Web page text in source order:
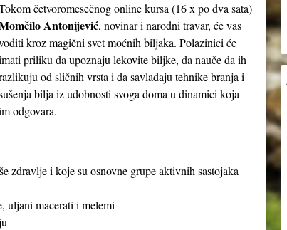
četvoromesečnog online kursa (16 x po dva sata)
Antonijević, novinar i narodni travar, će vas
kroz magični svet moćnih biljaka. Polazinici će
priliku da upoznaju lekovite biljke, da nauče da ih
od sličnih vrsta i da savladaju tehnike branja i
bilja iz udobnosti svoga doma u dinamici koja
odgovara.
zdravlje i koje su osnovne grupe aktivnih sastojaka
uljani macerati i melemi